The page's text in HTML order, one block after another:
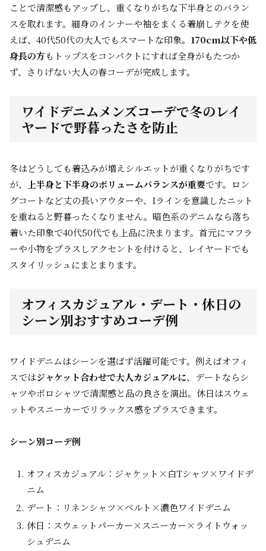
ことで清潔感もアップし、重くなりがちな下半身とのバラン
スを取れます。細身のインナーや袖をまくる着崩しテクを使
えば、40代50代の大人でもスマートな印象。 170cm以下や低
身長の方もトップスをコンパクトにすれば全身がもたつか
ず、さりげない大人の春コーデが完成します。
ワイドデニムメンズコーデで冬のレイ
ヤードで野暮ったさを防止
冬はどうしても着込みが増えシルエットが重くなりがちです
が、
上半身と下半身のボリュームバランスが重要です。ロン
グコートなど丈の長いアウターや、Iラインを意識したニット
を重ねると野暮ったくなりません。暗色系のデニムなら落ち
着いた印象で40代50代でも上品に決まります。首元にマフラ
ーや小物をプラスしアクセントを付けると、レイヤードでも
スタイリッシュにまとまります。
オフィスカジュアル・デート・休日の
シーン別おすすめコーデ例
ワイドデニムはシーンを選ばず活躍可能です。例えばオフィ
スではジャケット合わせで大人カジュアルに、デートならシ
ャツやポロシャツで清潔感と品の良さを演出。休日はスウェ
ットやスニーカーでリラックス感をプラスできます。
シーン別コーデ例
オフィスカジュアル：ジャケット×白Tシャツ×ワイドデ
ニム
デート：リネンシャツ×ベルト×濃色ワイドデニム
休日：スウェットパーカー×スニーカー×ライトウォッ
シュデニム